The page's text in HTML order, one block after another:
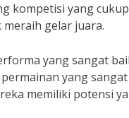
kompetisi yang
gelar juara.
yang sangat
yang
memiliki potensi